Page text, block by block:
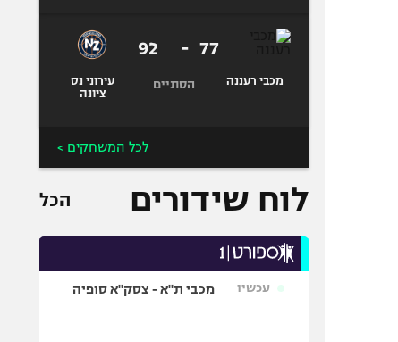
מכבי רעננה
77
-
92
הסתיים
עירוני נס
ציונה
לכל המשחקים >
לוח שידורים הכל
עכשיו מכבי ת"א - צסק"א סופיה